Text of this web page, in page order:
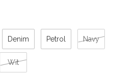
Denim Petrol Navy
Wit